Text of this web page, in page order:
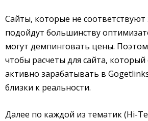
Сайты, которые не
подойдут большинству
могут демпинговать цены.
чтобы расчеты для сайта, который
активно зарабатывать в
близки к реальности.
Далее по каждой из тематик (Hi-